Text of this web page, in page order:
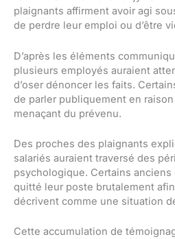
plaignants affirment avoir agi
de perdre leur emploi ou d’être
D’après les éléments
plusieurs employés auraient
d’oser dénoncer les faits.
de parler publiquement en
menaçant du prévenu.
Des proches des plaignants
salariés auraient traversé des
psychologique. Certains
quitté leur poste brutalement afin
décrivent comme une situation
Cette accumulation de